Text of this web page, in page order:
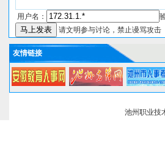
用户名：
请文明参与讨论，禁止谩骂攻击
友情链接
池州职业技